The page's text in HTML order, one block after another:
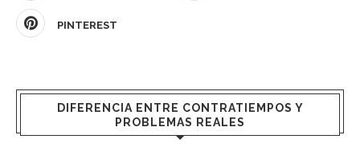
PINTEREST
DIFERENCIA ENTRE CONTRATIEMPOS Y
PROBLEMAS REALES